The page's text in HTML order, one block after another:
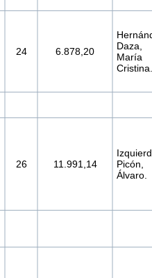
24 6.878,20
Daza,
María
Cristina.
26 11.991,14
Picón,
Álvaro.